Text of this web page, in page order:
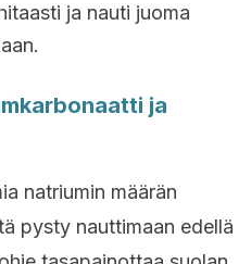
ja nauti juoma
ja
natriumin määrän
pysty nauttimaan edellä